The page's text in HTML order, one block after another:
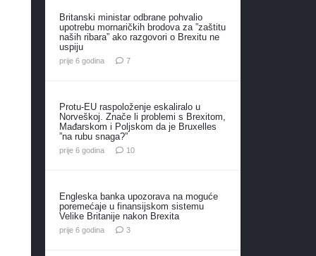
Britanski ministar odbrane pohvalio
upotrebu mornaričkih brodova za ”zaštitu
naših ribara” ako razgovori o Brexitu ne
uspiju
prije 6 godina 7komentara
Protu-EU raspoloženje eskaliralo u
Norveškoj. Znače li problemi s Brexitom,
Mađarskom i Poljskom da je Bruxelles
”na rubu snaga?”
prije 6 godina 10komentara
Engleska banka upozorava na moguće
poremećaje u finansijskom sistemu
Velike Britanije nakon Brexita
prije 6 godina 3komentara